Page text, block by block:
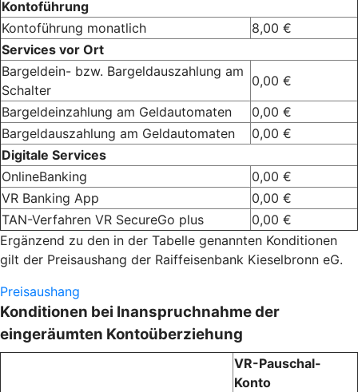
Kontoführung
Kontoführung monatlich
8,00 €
Services vor Ort
Bargeldein- bzw. Bargeldauszahlung am
Schalter
0,00 €
Bargeldeinzahlung am Geldautomaten
0,00 €
Bargeldauszahlung am Geldautomaten
0,00 €
Digitale Services
OnlineBanking
0,00 €
VR Banking App
0,00 €
TAN-Verfahren VR SecureGo plus
0,00 €
Ergänzend zu den in der Tabelle genannten Konditionen
gilt der Preisaushang der Raiffeisenbank Kieselbronn eG.
Preisaushang
Konditionen bei Inanspruchnahme der
eingeräumten Kontoüberziehung
VR-Pauschal-
Konto